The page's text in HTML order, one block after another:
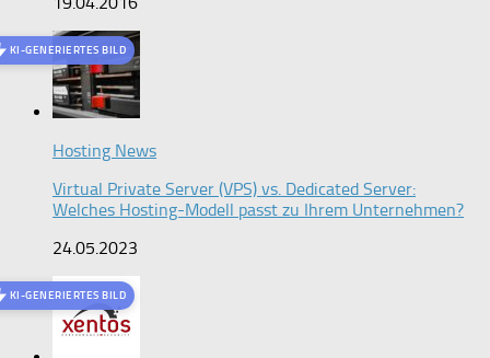
KI-GENERIERTES BILD
Hosting News
Virtual Private Server (VPS) vs. Dedicated Server:
Welches Hosting-Modell passt zu Ihrem Unternehmen?
24.05.2023
KI-GENERIERTES BILD